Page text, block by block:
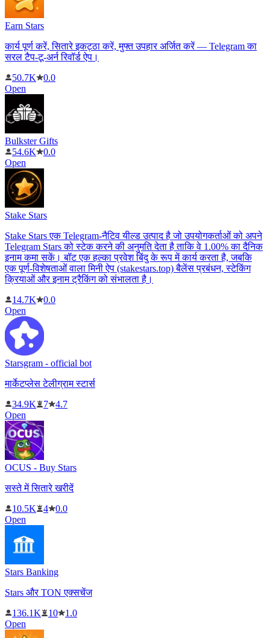
Earn Stars
कार्य पूर्ण करें, सितारे इकट्ठा करें, मुफ्त उपहार अर्जित करें — Telegram का
सरल टैप-टू-अर्न रिवॉर्ड ऐप।
50.7K
0.0
Open
Bulkster Gifts
54.6K
0.0
Open
Stake Stars
Stake Stars एक Telegram-नैटिव यील्ड उत्पाद है जो उपयोगकर्ताओं को अपने
Telegram Stars को स्टेक करने की अनुमति देता है ताकि वे 1.00% का दैनिक
इनाम कमा सकें। बॉट एक हल्का प्रवेश बिंदु के रूप में कार्य करता है, जबकि
एक पूर्ण-विशेषताओं वाला मिनी ऐप (stakestars.top) बैलेंस प्रबंधन, स्टेकिंग
क्रियाओं और इनाम ट्रैकिंग को संभालता है।
14.7K
0.0
Open
Starsgram - official bot
मार्केटप्लेस टेलीग्राम स्टार्स
34.9K
7
4.7
Open
OCUS - Buy Stars
सस्ते में सितारे खरीदें
10.5K
4
0.0
Open
Stars Banking
Stars और TON एक्सचेंज
136.1K
10
1.0
Open